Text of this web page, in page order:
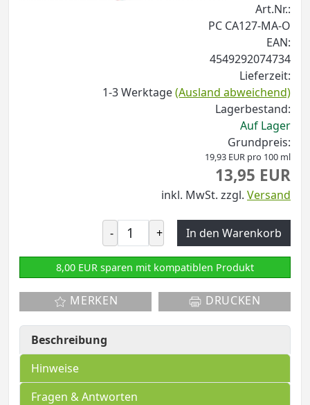
Art.Nr.:
PC CA127-MA-O
EAN:
4549292074734
Lieferzeit:
1-3 Werktage(Ausland abweichend)
Lagerbestand:
Auf Lager
Grundpreis:
19,93 EUR pro 100 ml
13,95 EUR
inkl. MwSt. zzgl. Versand
- + In den Warenkorb
8,00 EUR sparen mit kompatiblen Produkt
MERKEN DRUCKEN
Beschreibung
Hinweise
Fragen & Antworten